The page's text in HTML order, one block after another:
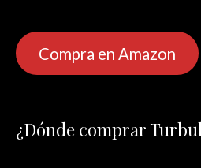
Compra en Amazon
¿Dónde comprar